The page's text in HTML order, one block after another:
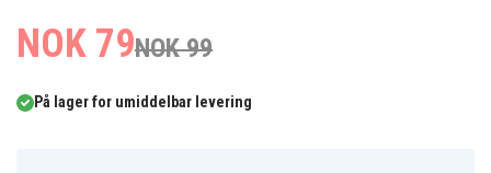
NOK 79NOK 99
På lager for umiddelbar levering